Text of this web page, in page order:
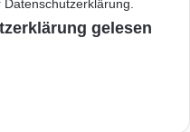
Datenschutzerklärung.
gelesen